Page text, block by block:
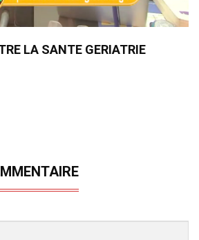
LA SANTE GERIATRIE